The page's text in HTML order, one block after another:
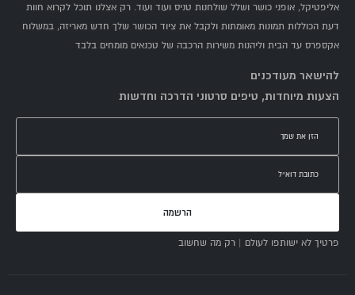
אליפטיקל, אופני כושר ושלל שולחנות טניס ועוד ועוד. רק אצלנו תוכל לקרוא חוות
דעת הכוללות תמונות מאומתות ולקבל את ציוד הכושר שלך חדש מאריזה, במשלוח
אקספרס עד הבית וליהנות משירות הרכבה של טכנאים מומחים בלבד
להישאר מעודכנים
הצעות מיוחדות, טיפים סרטוני הדרכה וחדשות
הרשמה
פרטיך לא ישותפו לעולם | רק מה שחשוב